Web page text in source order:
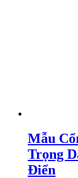
Mẫu
Trọng
Điển